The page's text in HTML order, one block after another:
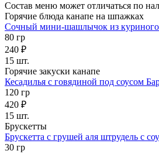
Состав меню может отличаться по
Горячие блюда канапе на шпажках
Сочный мини-шашлычок из куриного
80 гр
240 ₽
15 шт.
Горячие закуски канапе
Кесадилья с говядиной под соусом
120 гр
420 ₽
15 шт.
Брускетты
Брускетта с грушей аля штрудель с
30 гр